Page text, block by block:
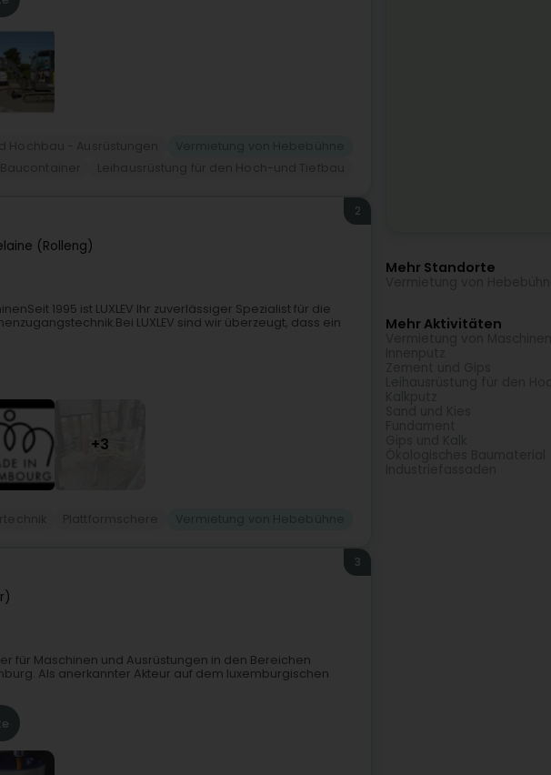
(Rolleng)
2
1995 ist LUXLEV Ihr zuverlässiger Spezialist für die
LUXLEV sind wir überzeugt, dass ein
+3
3
für Maschinen und Ausrüstungen in den Bereichen
Als anerkannter Akteur auf dem luxemburgischen
Mehr Standorte
Mehr Aktivitäten